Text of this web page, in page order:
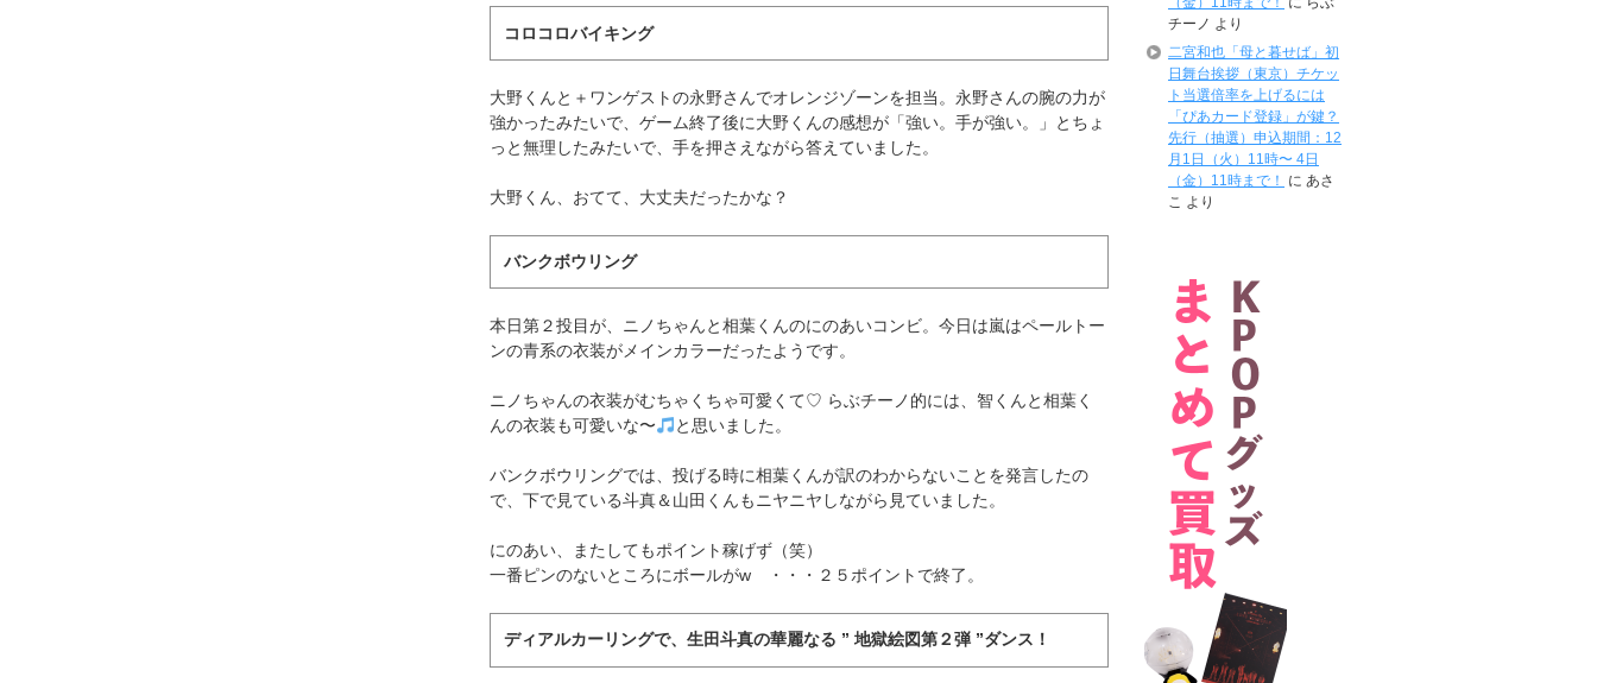
コロコロバイキング
大野くんと＋ワンゲストの永野さんでオレンジゾーンを担当。永野さんの腕の力が
強かったみたいで、ゲーム終了後に大野くんの感想が「強い。手が強い。」とちょ
っと無理したみたいで、手を押さえながら答えていました。
大野くん、おてて、大丈夫だったかな？
バンクボウリング
本日第２投目が、ニノちゃんと相葉くんのにのあいコンビ。今日は嵐はペールトー
ンの青系の衣装がメインカラーだったようです。
ニノちゃんの衣装がむちゃくちゃ可愛くて♡ らぶチーノ的には、智くんと相葉く
んの衣装も可愛いな〜
と思いました。
バンクボウリングでは、投げる時に相葉くんが訳のわからないことを発言したの
で、下で見ている斗真＆山田くんもニヤニヤしながら見ていました。
にのあい、またしてもポイント稼げず（笑）
一番ピンのないところにボールがw ・・・２５ポイントで終了。
ディアルカーリングで、生田斗真の華麗なる ” 地獄絵図第２弾 ”ダンス！
チーノ より
二宮和也「母と暮せば」初
日舞台挨拶（東京）チケッ
ト当選倍率を上げるには
「ぴあカード登録」が鍵？
先行（抽選）申込期間：12
月1日（火）11時〜 4日
（金）11時まで！
に あさ
こ より